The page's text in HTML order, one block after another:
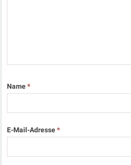
Name*
E-Mail-Adresse*